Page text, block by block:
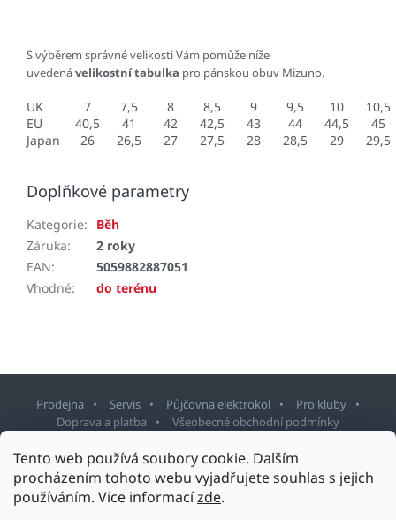
Tento web používá soubory cookie. Dalším
procházením tohoto webu vyjadřujete souhlas s jejich
používáním. Více informacízde.
S výběrem správné velikosti Vám pomůže níže
uvedenávelikostní tabulka pro pánskou obuv Mizuno.
UK 7 7,5 8 8,5 9 9,5 10
10,5
EU
40,5 41 42 42,5 43 44 44,5
45
Japan
26 26,5 27 27,5 28 28,5 29 29,5
Doplňkové parametry
Kategorie:
Běh
Záruka:
2 roky
EAN:
5059882887051
Vhodné: do terénu
Prodejna Servis Půjčovna elektrokol
Pro kluby
Doprava a platba
Všeobecné obchodní podmínky